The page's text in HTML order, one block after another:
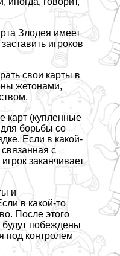
Злодея имеет
игроков
свои карты в
жетонами,
карт (купленные
борьбы со
Если в какой-
с
заканчивает
и
в какой-то
После этого
будут побеждены
под контролем